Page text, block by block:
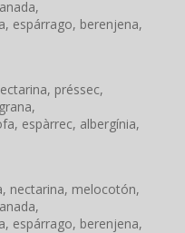
espárrago, berenjena,
préssec,
espàrrec, albergínia,
nectarina, melocotón,
espárrago, berenjena,